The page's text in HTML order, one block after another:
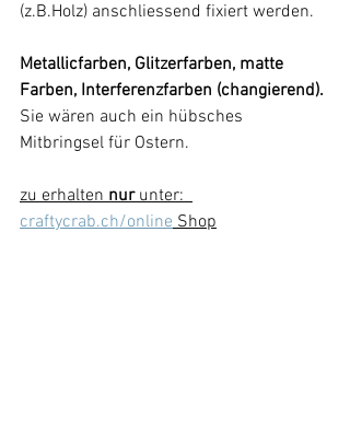
(z.B.Holz) anschliessend fixiert werden.
Metallicfarben, Glitzerfarben, matte
Farben, Interferenzfarben (changierend).
Sie wären auch ein hübsches
Mitbringsel für Ostern.
zu erhalten nur unter:
craftycrab.ch/online Shop